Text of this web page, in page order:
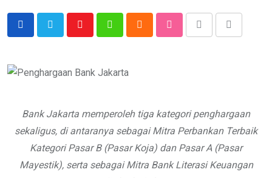
YoutubeWhatsappCloud StumbleUpon
Print
Share
Bank Jakarta memperoleh tiga kategori penghargaan
sekaligus, di antaranya sebagai Mitra Perbankan Terbaik
Kategori Pasar B (Pasar Koja) dan Pasar A (Pasar
Mayestik), serta sebagai Mitra Bank Literasi Keuangan